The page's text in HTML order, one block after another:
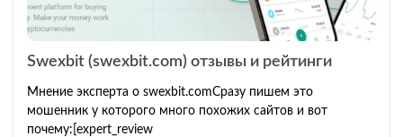
Swexbit (swexbit.com) отзывы и рейтинги
Мнение эксперта о swexbit.comСразу пишем это мошенник у которого много похожих сайтов и вот почему:[expert_review params="JTdCJTIyY29sb3IlMjIlM0ElMjJncmVlbi0yJTIyJTJDJTIyZXhwZXJ0X2F2YXRhciUyMiUzQSUyMiUyMiUyQyUyMmV4cGVydF9uYW1lJTIyJTNBJTIyJTIyJTJDJTIyZXhwZXJ0X2xpbmslMjIlM0ElMjIlMjIlMkMlMjJleHBlcnRfaWQlMjIlM0ElMjIxJTIyJTJDJTIyZXhwZXJ0X3R5cGUlMjIlM0ElMjJleHBlcnRfaWQlMjIlMkMlMjJleHBlcnRfYXZhdGFyX2FsdCUyMiUzQSUyMiUyMiUyQyUyMmV4cGVydF9zaG93JTIyJTNBMSUyQyUyMmV4cGVydF9kZXNjcmlwdGlvbiUyMiUzQSUyMiVEMCU5NSVEMSU4MSVEMCVCQiVEMCVCOCUyMCVEMCVCNSVEMSU4MSVEMSU4MiVEMSU4QyUyMCVEMCVCMiVEMCVCRSVEMCVCRiVEMSU4MCVEMCVCRSVEMSU4MSVEMSU4QiUyMC0lMjAlRDAlQkUlRDAlQjElRDElODAlRDAlQjAlRDElODklRDAlQjAlRDAlQjklRDElODIlRDAlQjUlRDElODElRDElOEMhJTIyJTJDJTIyZXhwZXJ0X3Nob3dfYnV0dG9uJTIyJTNBMSUyQyUyMmV4cGVydF9zaG93X2J1dHRvbl90eXBlJTIyJTNBJTIycG9wdXAlMjIlMkMlMjJleHBlcnRfcXVlc3Rpb25fYnV0dG9uX3RleHQlMjIlM0ElMjIlRDAlOTclRDAlQjAlRDAlQjQlRDAlQjAlRDElODIlRDElOEMlMjAlRDAlQjIlRDAlQkUlRDAlQkYlRDElODAlRDAlQkUlRDElODElMjIlMkMlMjJxdWVzdGlvbl9leHRlcm5hbF9saW5rJTIyJTNBJTIyJTIyJTJDJTIycG9wdXBfdXNlX3Bob25lJTIyJTNBMSUyQyUyMmV4cGVydF90aXRsZSUyMiUzQSUyMiVEMCU5RiVEMCVCRSVEMSU4NyVEMCVCNSVEMCVCQyVEMSU4MyUyMCVEMCVCNCVEMCVCMCVEMCVCRCVEMCVCRCVEMSU4QiVEMCVCOSUyMCVEMCVCQSVEMSU4MCVEMCVCOCVEMCVCRiVEMSU4MiVEMCVCRSVEMCVCRSVEMCVCMSVEMCVCQyVEMCVCNSVEMCVCRCVEMCVCRCVEMCVCOCVEMCVCQSUyMCVEMCVCRSVEMCVCMSVEMCVCQyVEMCVCMCVEMCVCRCUzRiUyMiUyQyUyMmV4cGVydF9zaG93X3RpdGxlJTIyJTNBMSUyQyUyMmV4cGVydF90ZXh0JTIyJTNBJTIyJTIyJTJDJTIycWElMjIlM0ElNUIlN0IlMjJxJTIyJTNBJTIyJUQwJTlFJUQxJTgyJUQxJTgxJUQxJTgzJUQxJTgyJUQxJTgxJUQxJTgyJUQwJUIyJUQwJUI4JUQwJUI1JTIwJUQwJUJCJUQwJUI4JUQxJTg2JUQwJUI1JUQwJUJEJUQwJUI3JUQwJUI4JUQwJUI5JTIwJUQxJThEJUQxJTgyJUQwJUJFJTIwJUQwJUJGJUQwJUJFJUQwJUIyJUQwJUJFJUQwJUI0JTIwJUQxJTgxJUQxJTg3JUQwJUI4JUQxJTgyJUQwJUIwJUQxJTgyJUQxJThDJTIwJUQxJTgxJUQwJUJBJUQwJUIwJUQwJUJDJUQwJUJFJUQwJUJDJTNGJTIwJTIyJTJDJTIyYSUyMiUzQSUyMiVEMCU5NSVEMSU4MSVEMCVCQiVEMCVCOCUyMCVEMCVCQSVEMSU4MCVEMCVCOCVEMCVCRiVEMSU4MiVEMCVCRSVEMCVCRSVEMCVCMSVEMCVCQyVEMCVCNSVEMCVCRCVEMCVCRCVEMCVCOCVEMCVCQSUyMCVEMCVCRCVEMCVCNSUyMCVEMCVCOCVEMCVCQyVEMCVCNSVEMCVCNSVEMSU4MiUyMCVEMCVCRCVEMCVCNSVEMCVCRSVEMCVCMSVEMSU4NSVEMCVCRSVEMCVCNCVEMCVCOCVEMCVCQyVEMSU4QiVEMSU4NSUyMCVEMCVCQiVEMCVCOCVEMSU4NiVEMCVCNSVEMCVCRCVEMCVCNyVEMCVCOCVEMCVCOSUyMCVEMCVCOCVEMCVCQiVEMCVCOCUyMCVEMCVCNyVEMCVCMCVEMSU4MCVEMCVCNSVEMCVCMyVEMCVCOCVEMSU4MSVEMSU4MiVEMSU4MCVEMCVCOCVEMSU4MCVEMCVCRSVEMCVCMiVEMCVCMCVEMCVCRCVEMCVCRCVEMSU4QiVEMSU4NSUyMCVEMSU4RSVEMSU4MCVEMCVCOCVEMCVCNCVEMCVCOCVEMSU4NyVEMCVCNSVEMSU4MSVEMCVCQSVEMCVCOCVEMSU4NSUyMCVEMCVCMCVEMCVCNCVEMSU4MCVEMCVCNSVEMSU4MSVEMCVCRSVEMCVCMiUyQyUyMCVEMSU4RCVEMSU4MiVEMCVCRSUyMCVEMCVCQyVEMCVCRSVEMCVCNiVEMCVCNSVEMSU4MiUyMCVEMCVCMSVEMSU4QiVEMSU4MiVEMSU4QyUyMCVEMCVCRiVEMSU4MCVEMCVCOCVEMCVCNyVEMCVCRCVEMCVCMCVEMCVCQSVEMCVCRSVEMCVCQyUyMCVEMCVCQyVEMCVCRSVEMSU4OCVEMCVCNSVEMCVCRCVEMCVCRCVEMCVCOCVEMSU4NyVEMCVCNSVEMSU4MSVEMSU4MiVEMCVCMiVEMCVCMC4lMjAlRDAlQTMlMjAlRDAlQjQlRDAlQjAlRDAlQkQlRDAlQkQlRDAlQkUlRDAlQjklMjAlRDAlQkElRDAlQkUlRDAlQkMlRDAlQkYlRDAlQjAlRDAlQkQlRDAlQjglRDAlQjglMjAlRDAlQjAlRDAlQjQlRDElODAlRDAlQjUlRDElODElRDAlQjAlMjAlRDAlQkQlRDAlQjUlRDElODIuJTIyJTdEJTJDJTdCJTIycSUyMiUzQSUyMiVEMCU5RCVEMCVCNSVEMSU4RiVEMSU4MSVEMCVCRCVEMSU4QiVEMCVCNSUyMCVEMSU4MyVEMSU4MSVEMCVCQiVEMCVCRSVEMCVCMiVEMCVCOCVEMSU4RiUyMCVEMCVCRSVEMCVCMSVEMSU4MSVEMCVCQiVEMSU4MyVEMCVCNiVEMCVCOCVEMCVCMiVEMCVCMCVEMCVCRCVEMCVCOCVEMSU4RiUyMCVEMCVCRSUyMCVEMSU4NyVEMCVCNSVEMCVCQyUyMCVEMCVCMyVEMCVCRSVEMCVCMiVEMCVCRSVEMSU4MCVEMSU4RiVEMSU4MiUzRiUyMCUyMiUyQyUyMmElMjIlM0ElMjIlRDAlOUIlRDAlQkUlRDAlQjYlRDAlQkQlRDElOEIlRDAlQjUlMjAlRDAlQkUlRDAlQjElRDAlQkMlRDAlQjUlRDAlQkQlRDAlQkQlRDAlQjglRDAlQkElRDAlQjglMjAlRDElODclRDAlQjAlRDElODElRDElODIlRDAlQkUlMjAlRDElODElRDAlQkElRDElODAlRDElOEIlRDAlQjIlRDAlQjAlRDElOEUlRDElODIlMjAlRDElODMlRDElODElRDAlQkIlRDAlQkUlRDAlQjIlRDAlQjglRDElOEYlMjAlRDAlQjglRDElODElRDAlQkYlRDAlQkUlRDAlQkIlRDElOEMlRDAlQjclRDAlQkUlRDAlQjIlRDAlQjAlRDAlQkQlRDAlQjglRDElOEYlMjAlRDAlQjglRDAlQkIlRDAlQjglMjAlRDAlQjQlRDAlQjUlRDAlQkIlRDAlQjAlRDElOEUlRDElODIlMjAlRDAlQjglRDElODUlMjAlRDAlQjclRDAlQjAlRDAlQkYlRDElODMlRDElODIlRDAlQjAlRDAlQkQlRDAlQkQlRDElOEIlRDAlQkMlRDAlQjglMkMlMjAlRDElODclRDElODIlRDAlQkUlRDAlQjElRDElOEIlMjAlRDAlQkYlRDAlQkUlRDAlQkIlRDElOEMlRDAlQjclRDAlQkUlRDAlQjIlRDAlQjAlRDElODIlRDAlQjUlRDAlQkIlRDAlQjglMjAlRDAlQkQlRDAlQjUlMjAlRDAlQkMlRDAlQkUlRDAlQjMlRDAlQkIlRDAlQjglMjAlRDAlQkYlRDAlQkUlRDAlQkQlRDElOEYlRDElODIlRDElOEMlMkMlMjAlRDAlQkQlRDAlQjAlMjAlRDElODclRDElODIlRDAlQkUlMjAlRDAlQkUlRDAlQkQlRDAlQjglMjAlRDAlQkYlRDAlQkUlRDAlQjQlRDAlQkYlRDAlQjglRDElODElRDElOEIlRDAlQjIlRDAlQjAlRDElOEUlRDElODIlRDElODElRDElOEYuJTIyJTdEJTJDJTdCJTIycSUyMiUzQSUyMiVEMCU5RiVEMSU4MCVEMCVCRSVEMCVCMSVEMCVCQiVEMCVCNSVEMCVCQyVEMSU4QiUyMCVEMSU4MSUyMCVEMCVCMiVEMSU4QiVEMCVCMiVEMCVCRSVEMCVCNCVEMCVCRSVEMCVCQyUyMCVEMSU4MSVEMSU4MCVEMCVCNSVEMCVCNCVEMSU4MSVEMSU4MiVEMCVCMiUzRiUyMCUyMiUyQyUyMmElMjIlM0ElMjIlRDAlOTUlRDElODElRDAlQkIlRDAlQjglMjAlRDAlQkYlRDAlQkUlRDAlQkIlRDElOEMlRDAlQjclRDAlQkUlRDAlQjIlRDAlQjAlRDElODIlRDAlQjUlRDAlQkIlRDAlQjglMjAlRDElODAlRDAlQjUlRDAlQjMlRDElODMlRDAlQkIlRDElOEYlRDElODAlRDAlQkQlRDAlQkUlMjAlRDElODElRDElODIlRDAlQjAlRDAlQkIlRDAlQkElRDAlQjglRDAlQjIlRDAlQjAlRDElOEUlRDElODIlRDElODElRDElOEYlMjAlRDElODElMjAlRDAlQjclRDAlQjAlRDAlQjQlRDAlQjUlRDElODAlRDAlQjYlRDAlQkElRDAlQjAlRDAlQkMlRDAlQjglMjAlRDAlQjglRDAlQkIlRDAlQjglMjAlRDAlQkUlRDElODIlRDAlQkElRDAlQjAlRDAlQjclRDAlQjAlRDAlQkMlRDAlQjglMjAlRDAlQjIlMjAlRDAlQjIlRDElOEIlRDAlQjIlRDAlQkUlRDAlQjQlRDAlQjUlMjAlRDElODElRDElODAlRDAlQjUlRDAlQjQlRDElODElRDElODIlRDAlQjIlMkMlMjAlRDElOEQlRDElODIlRDAlQkUlMjAlRDElOEYlRDElODAlRDAlQkElRDAlQjglRDAlQjklMjAlRDElODElRDAlQjglRDAlQjMlRDAlQkQlRDAlQjAlRDAlQkIlMjAlRDAlQkUlMjAlRDElODIlRDAlQkUlRDAlQkMlMkMlMjAlRDElODclRDElODIlRDAlQkUlMjAlRDAlQkUlRDAlQjElRDAlQkMlRDAlQjUlRDAlQkQlRDAlQkQlRDAlQjglRDAlQkElMjAlRDAlQkMlRDAlQkUlRDAlQjYlRDAlQjUlRDElODIlMjAlRDAlQjElRDElOEIlRDElODIlRDElOEMlMjAlRDElODElRDAlQkElRDAlQjAlRDAlQkMlRDAlQkUlRDAlQkMuJTIyJTdEJTJDJTdCJTIycSUyMiUzQSUyMiVEMCU5RCVEMCVCNSVEMCVCRSVEMCVCMSVEMCVCRSVEMSU4MSVEMCVCRCVEMCVCRSVEMCVCMiVEMCVCMCVEMCVCRCVEMCVCRCVEMCVCRSUyMCVEMCVCMiVEMSU4QiVEMSU4MSVEMCVCRSVEMCVCQSVEMCVCOCVEMCVCNSUyMCVEMCVCQSVEMCVCRSVEMCVCQyVEMCVCOCVEMSU4MSVEMSU4MSVEMCVCOCVEMCVCOCUyMCVEMCVCOCUyMCVEMCVCRiVEMCVCRSVEMSU4MSVEMSU4MiVEMCVCRSVEMSU4RiVEMCVCRCVEMCVCRCVEMSU4QiVEMCVCNSUyMCVEMSU4MiVEMSU4MCVEMCVCNSVEMCVCMSVEMCVCRSVEMCVCMiVEMCVCMCVEMCVCRCVEMCVCOCVEMSU4RiUyMCU1QyU1QyU1QyUyMiVEMSU4NyVEMSU4MiVEMCVCRS0lRDElODIlRDAlQkUlNUMlNUMlNUMlMjIlMjAlRDAlQkUlRDAlQkYlRDAlQkIlRDAlQjAlRDElODIlRDAlQjglRDElODIlRDElOEMlMjAlRDAlQkUlMjAlRDElODclRDAlQjUlRDAlQkMlMjAlRDAlQjMlRDAlQkUlRDAlQjIlRDAlQkUlRDElODAlRDElOEYlRDElODIlM0YlMjAlMjIlMkMlMjJhJTIyJTNBJTIyJUQwJTkyJUQxJThCJUQxJTgxJUQwJUJFJUQwJUJBJUQwJUI4JUQwJUI1JTIwJUQxJTgyJUQxJTgwJUQwJUIwJUQwJUJEJUQwJUI3JUQwJUIwJUQwJUJBJUQxJTg2JUQwJUI4JUQwJUJFJUQwJUJEJUQwJUJEJUQxJThCJUQwJUI1JTIwJUQxJTgxJUQwJUIxJUQwJUJFJUQxJTgwJUQxJThCJTIwJUQwJUIxJUQwJUI1JUQwJUI3JTIwJUQwJUJFJUQwJUIxJUQxJThBJUQxJThGJUQxJTgxJUQwJUJEJUQwJUI1JUQwJUJEJUQwJUI4JUQxJThGJTIwJUQwJUJGJUQxJTgwJUQwJUI4JUQxJTg3JUQwJUI4JUQwJUJEJTIwJUQwJUJDJUQwJUJFJUQwJUIzJUQxJTgzJUQxJTgyJTIwJUQwJUJEJUQwJUIwJUQwJUJDJUQwJUI1JUQwJUJBJUQwJUIwJUQxJTgyJUQxJThDJTIwJUQwJUJEJUQwJUIwJTIwJUQwJUJGJUQxJTgwJUQxJThGJUQxJTg3JUQxJTgzJUQxJTg5JUQwJUI4JUQwJUI1JUQxJTgxJUQxJThGJTIwJUQwJUJDJUQwJUJFJUQxJTg4JUQwJUI1JUQwJUJEJUQwJUJEJUQwJUI4JUQxJTg3JUQwJUI1JUQxJTgxJUQwJUJBJUQwJUI4JUQwJUI1JTIwJUQxJTgxJUQxJTg1JUQwJUI1JUQwJUJDJUQxJThCLiUyMiU3RCU1RCUyQyUyMnFhX3Nob3dfdGl0bGUlMjIlM0ExJTJDJTIycWFfdGl0bGUlMjIlM0ElMjIlRDAlOTIlRDAlQkUlRDAlQkYlRDElODAlRDAlQkUlRDElODElRDElOEIlMjAlRDElOEQlRDAlQkElRDElODElRDAlQkYlRDAlQjUlRDElODAlRDElODIlRDElODMlMjIlMkMlMjJzY29yZSUyMiUzQSU1QiU1RCUyQyUyMnNjb3JlX3N1bW1hcnlfdGV4dCUyMiUzQSUyMiUyMiUyQyUyMnNjb3JlX3N1bW1hcnlfYXZlcmFnZSUyMiUzQTElMkMlMjJzY29yZV9tYXglMjIlM0ElMjI1JTIyJTJDJTIyc2NvcmVfc3ltYm9sJTIyJTNBJTIyJTIyJTJDJTIyc2NvcmVfdGl0bGUlMjIlM0ElMjIlMjIlMkMlMjJzY29yZV9zaG93X3RpdGxlJTIyJTNBMSUyQyUyMnBsdXNlcyUyMiUzQSU1QiUyMiVEMCU5RCVEMCVCNSUyMCVEMCVCRSVEMCVCMSVEMCVCRCVEMCVCMCVEMSU4MCVEMSU4MyVEMCVCNiVEMCVCNSVEMCVCRCVEMCVCRSUyMiU1RCUyQyUyMm1pbnVzZXMlMjIlM0ElNUIlMjIlRDAlOUYlRDAlQkUlRDElODIlRDAlQjUlRDElODAlRDElOEYlMjAlRDElODElRDElODAlRDAlQjUlRDAlQjQlRDElODElRDElODIlRDAlQjIlMjAlRDAlOUUlRDAlQjQlRDAlQjglRDAlQkQlMjAlRDAlQjglRDAlQjclMjAlRDElODElRDAlQjAlRDAlQkMlRDElOEIlRDElODUlMjAlRDAlQjElRDAlQkUlRDAlQkIlRDElOEMlRDElODglRDAlQjglRDElODUlMjAlRDElODAlRDAlQjglRDElODElRDAlQkElRDAlQkUlRDAlQjIlMjAlRDElODAlRDAlQjAlRDAlQjElRDAlQkUlRDElODIlRDElOEIlMjAlRDElODElMjAlRDAlQkMlRDAlQkUlRDElODglRDAlQjUlRDAlQkQlRDAlQkQlRDAlQjglRDElODclRDAlQjUlRDElODElRDAlQkElRDAlQjglRDAlQkMlMjAlRDAlQkUlRDAlQjElRDAlQkMlRDAlQjUlRDAlQkQlRDAlQkQlRDAlQjglRDAlQkElRDAlQkUlRDAlQkMlMjAlRTIlODAlOTQlMjAlRDElOEQlRDElODIlRDAlQkUlMjAlRDAlQjIlRDAlQkUlRDAlQjclRDAlQkMlRDAlQkUlRDAlQjYlRDAlQkQlRDAlQkUlRDElODElRDElODIlRDElOEMlMjAlRDAlQkYlRDAlQkUlRDAlQkIlRDAlQkQlRDAlQkUlRDAlQjklMjAlRDAlQkYlRDAlQkUlRDElODIlRDAlQjUlRDElODAlRDAlQjglMjAlRDAlQjglRDAlQkQlRDAlQjIlRDAlQjUlRDElODElRDElODIlRDAlQjglRDElODYlRDAlQjglRDAlQjkuJTIwJUQwJTlGJUQwJUJFJUQwJUJCJUQxJThDJUQwJUI3JUQwJUJFJUQwJUIyJUQwJUIwJUQxJTgyJUQwJUI1JUQwJUJCJUQwJUI4JTIwJUQwJUI3JUQwJUIwJUQxJTg3JUQwJUIwJUQxJTgxJUQxJTgyJUQxJTgzJUQxJThFJTIwJUQxJTgyJUQwJUI1JUQxJTgwJUQxJThGJUQxJThFJUQxJTgyJTIwJUQwJUI0JUQwJUI1JUQwJUJEJUQxJThDJUQwJUIzJUQwJUI4JTIwJUQwJUI4JUQwJUI3LSVEMCVCNyVEMCVCMCUyMCVEMCVCRCVEMCVCNSVEMCVCMiVEMCVCRSVEMCVCNyVEMCVCQyVEMCVCRSVEMCVCNiVEMCVCRCVEMCVCRSVEMSU4MSVEMSU4MiVEMCVCOCUyMCVEMCVCMiVEMSU4QiVEMCVCMiVEMCVCNSVEMSU4MSVEMSU4MiVEMCVCOCUyMCVEMSU4MSVEMSU4MCVEMCVCNSVEMCVCNCVEMSU4MSVEMSU4MiVEMCVCMiVEMCVCMCUyMCVEMCVCOCVEMCVCQiVEMCVCOCUyMCVEMCVCNyVEMCVCMCVEMCVCQSVEMSU4MCVEMSU4QiVEMSU4MiVEMCVCOCVEMSU4RiUyMCVEMCVCRSVEMCVCMSVEMCVCQyVEMCVCNSVEMCVCRCVEMCVCRCVEMCVCOCVEMCVCQSVEMCVCMCUyMCVEMCVCMSVEMCVCNSVEMCVCNyUyMCVEMCVCRiVEMSU4MCVEMCVCNSVEMCVCNCVEMSU4MyVEMCVCRiVEMSU4MCVEMCVCNSVEMCVCNiVEMCVCNCVEMCVCNSVEMCVCRCVEMCVCOCVEMSU4Ri4lMjIlMkMlMjIlRDAlOUUlRDElODIlRDElODElRDElODMlRDElODIlRDElODElRDElODIlRDAlQjIlRDAlQjglRDAlQjUlMjAlRDAlQjclRDAlQjAlRDElODklRDAlQjglRDElODIlRDElOEIlMjAlRDAlOUMlRDAlQkUlRDElODglRDAlQjUlRDAlQkQlRDAlQkQlRDAlQjglRDElODclRDAlQjUlRDElODElRDAlQkElRDAlQjglRDAlQjUlMjAlRDAlQkYlRDAlQkIlRDAlQjAlRDElODIlRDElODQlRDAlQkUlRD